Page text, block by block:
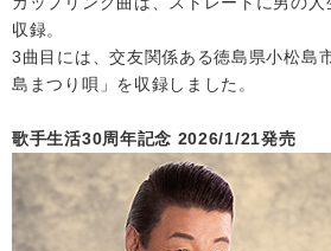
会社情報
サイトマップ
お問い合わせ
収録。
3曲目には、交友関係ある徳島県小松島
島まつり唄」を収録しました。
歌手生活30周年記念 2026/1/21発売